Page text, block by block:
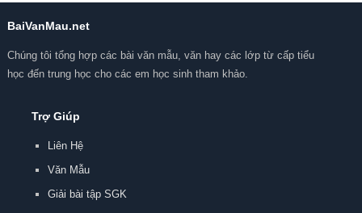
BaiVanMau.net
Chúng tôi tổng hợp các bài văn mẫu, văn hay các lớp từ cấp tiểu
học đến trung học cho các em học sinh tham khảo.
Trợ Giúp
Liên Hệ
Văn Mẫu
Giải bài tập SGK